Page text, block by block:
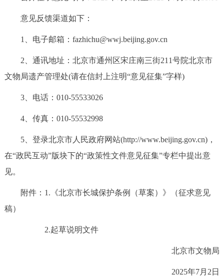
意见反馈渠道如下：
1、电子邮箱：fazhichu@wwj.beijing.gov.cn
2、通讯地址：北京市通州区宋庄南三街211号院北京市
文物局遗产管理处(请在信封上注明“意见征集”字样)
3、电话：010-55533026
4、传真：010-55532998
5、登录北京市人民政府网站(http://www.beijing.gov.cn)，
在“政民互动”版块下的“政策性文件意见征集”专栏中提出意
见。
附件：1. 《北京市长城保护条例（草案）》（征求意见
稿）
2.起草说明文件
北京市文物局
2025年7月2日